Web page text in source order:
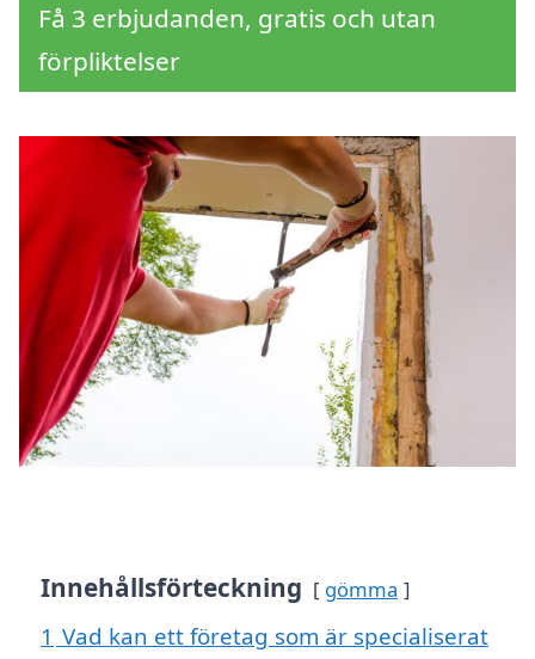
Få 3 erbjudanden, gratis och utan
förpliktelser
Innehållsförteckning gömma
1 Vad kan ett företag som är specialiserat